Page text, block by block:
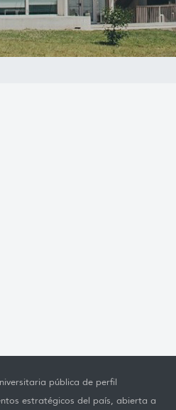
pública de perfil
estratégicos del país, abierta a